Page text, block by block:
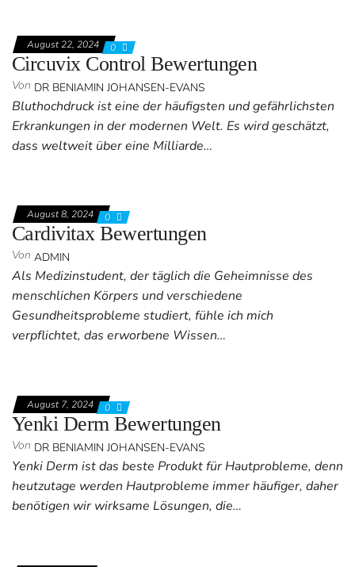
August 22, 2024 0
Circuvix Control Bewertungen
Von DR BENIAMIN JOHANSEN-EVANS
Bluthochdruck ist eine der häufigsten und gefährlichsten
Erkrankungen in der modernen Welt. Es wird geschätzt,
dass weltweit über eine Milliarde…
August 8, 2024 0
Cardivitax Bewertungen
Von ADMIN
Als Medizinstudent, der täglich die Geheimnisse des
menschlichen Körpers und verschiedene
Gesundheitsprobleme studiert, fühle ich mich
verpflichtet, das erworbene Wissen…
August 7, 2024 0
Yenki Derm Bewertungen
Von DR BENIAMIN JOHANSEN-EVANS
Yenki Derm ist das beste Produkt für Hautprobleme, denn
heutzutage werden Hautprobleme immer häufiger, daher
benötigen wir wirksame Lösungen, die…